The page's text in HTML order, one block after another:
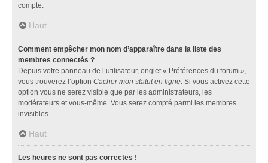
compte.
Haut
Comment empêcher mon nom d’apparaître dans la liste des
membres connectés ?
Depuis votre panneau de l’utilisateur, onglet « Préférences du forum »,
vous trouverez l’option Cacher mon statut en ligne. Si vous activez cette
option vous ne serez visible que par les administrateurs, les
modérateurs et vous-même. Vous serez compté parmi les membres
invisibles.
Haut
Les heures ne sont pas correctes !